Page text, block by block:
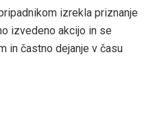
izrekla priznanje
izvedeno akcijo in se
in častno dejanje v času